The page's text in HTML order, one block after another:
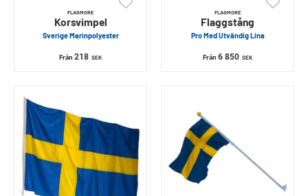
FLAGMORE
Korsvimpel
Sverige Marinpolyester
Från 218 SEK
FLAGMORE
Flaggstång
Pro Med Utvändig Lina
Från 6 850 SEK